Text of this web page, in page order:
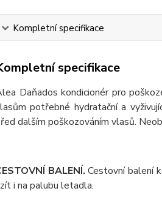
Kompletní specifikace
specifikace
Daňados kondicionér pro
potřebné hydratační a
dalším poškozováním vlasů.
BALENÍ.Cestovní balení
i na palubu letadla.